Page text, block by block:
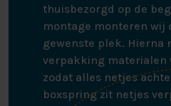
thuisbezorgd op de
montage monteren wij
gewenste plek. Hierna
verpakking materialen
zodat alles netjes
boxspring zit netjes